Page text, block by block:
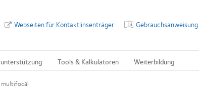
Gebrauchsanweisung
Webseiten für Kontaktlinsenträger
Tools & Kalkulatoren Weiterbildung